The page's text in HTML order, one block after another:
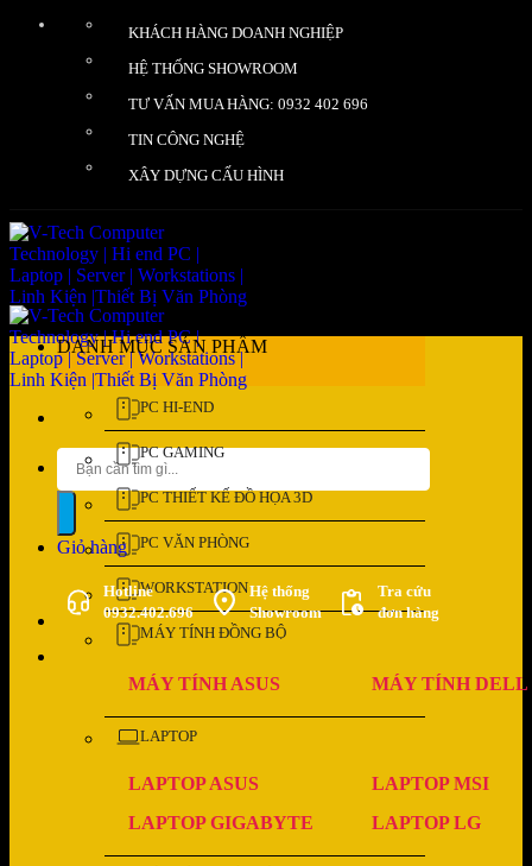
KHÁCH HÀNG DOANH NGHIỆP
HỆ THỐNG SHOWROOM
TƯ VẤN MUA HÀNG: 0932 402 696
TIN CÔNG NGHỆ
XÂY DỰNG CẤU HÌNH
Tìm
kiếm:
Giỏ hàng
Hotline
0932.402.696
Hệ thống
Showroom
Tra cứu
đơn hàng
DANH MỤC SẢN PHẨM
PC HI-END
PC GAMING
PC THIẾT KẾ ĐỒ HỌA 3D
PC VĂN PHÒNG
WORKSTATION
MÁY TÍNH ĐỒNG BỘ
MÁY TÍNH ASUS MÁY TÍNH DELL
LAPTOP
LAPTOP ASUS
LAPTOP MSI
LAPTOP GIGABYTE
LAPTOP LG